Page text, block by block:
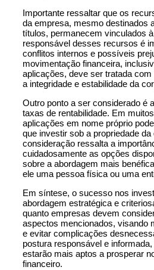
Importante ressaltar que os
da empresa, mesmo destinados
títulos, permanecem vinculados
responsável desses recursos é
conflitos internos e possíveis
movimentação financeira,
aplicações, deve ser tratada
a integridade e estabilidade da
Outro ponto a ser considerado é
taxas de rentabilidade. Em
aplicações em nome próprio
que investir sob a propriedade
consideração ressalta a
cuidadosamente as opções
sobre a abordagem mais
ele uma pessoa física ou uma
Em síntese, o sucesso nos
abordagem estratégica e
quanto empresas devem
aspectos mencionados, visando
e evitar complicações
postura responsável e
estarão mais aptos a prosperar
financeiro.